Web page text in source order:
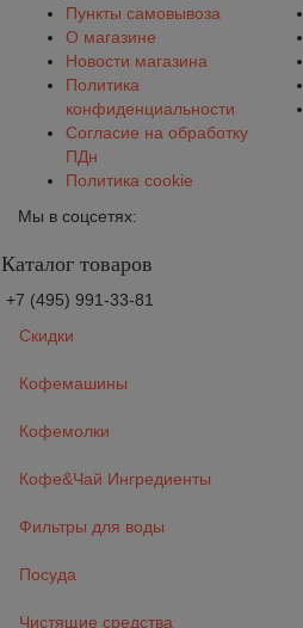
Пункты самовывоза
О магазине
Новости магазина
Политика
конфиденциальности
Согласие на обработку
ПДн
Политика cookie
Мы в соцсетях:
Каталог товаров
+7 (495) 991-33-81
Скидки
Кофемашины
Кофемолки
Кофе&Чай Ингредиенты
Фильтры для воды
Посуда
Чистящие средства